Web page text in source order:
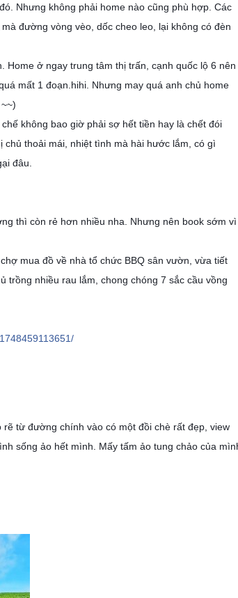
Nhưng không phải home nào cũng phù hợp. Các
đường vòng vèo, dốc cheo leo, lại không có đèn
Home ở ngay trung tâm thị trấn, cạnh quốc lộ 6 nên
mất 1 đoạn.hihi. Nhưng may quá anh chủ home
không bao giờ phải sợ hết tiền hay là chết đói
thoải mái, nhiệt tình mà hài hước lắm, có gì
đâu.
thì còn rẻ hơn nhiều nha. Nhưng nên book sớm vì
mua đồ về nhà tổ chức BBQ sân vườn, vừa tiết
trồng nhiều rau lắm, chong chóng 7 sắc cầu vồng
từ đường chính vào có một đồi chè rất đẹp, view
sống ảo hết mình. Mấy tấm ảo tung chảo của